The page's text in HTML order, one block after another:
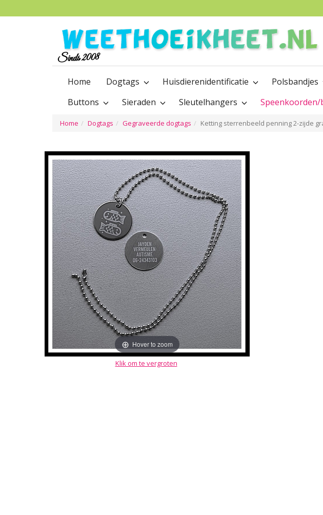
Sinds 2008
Home Dogtags Huisdierenidentificatie Polsbandjes
Buttons
Sieraden Sleutelhangers
Home Dogtags Gegraveerde dogtags Ketting sterrenbeeld penning 2-zijde
Hover to zoom
Klik om te vergroten